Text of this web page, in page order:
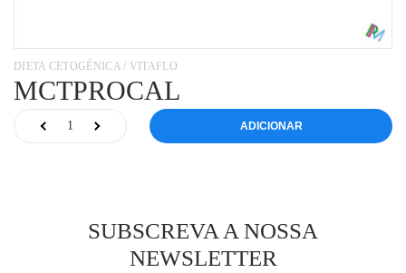
DIETA CETOGÉNICA / VITAFLO
MCTPROCAL
ADICIONAR
SUBSCREVA A NOSSA
NEWSLETTER